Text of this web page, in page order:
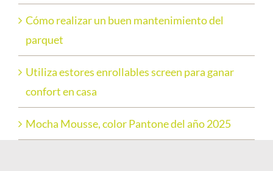
Cómo realizar un buen mantenimiento del
parquet
Utiliza estores enrollables screen para ganar
confort en casa
Mocha Mousse, color Pantone del año 2025